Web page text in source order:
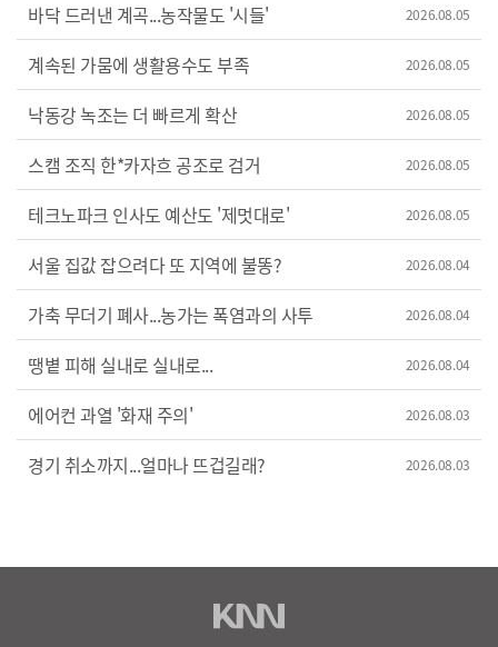
바닥 드러낸 계곡...농작물도 '시들' 2026.08.05
계속된 가뭄에 생활용수도 부족 2026.08.05
낙동강 녹조는 더 빠르게 확산 2026.08.05
스캠 조직 한*카자흐 공조로 검거 2026.08.05
테크노파크 인사도 예산도 '제멋대로' 2026.08.05
서울 집값 잡으려다 또 지역에 불똥? 2026.08.04
가축 무더기 폐사...농가는 폭염과의 사투 2026.08.04
땡볕 피해 실내로 실내로... 2026.08.04
에어컨 과열 '화재 주의' 2026.08.03
경기 취소까지...얼마나 뜨겁길래? 2026.08.03